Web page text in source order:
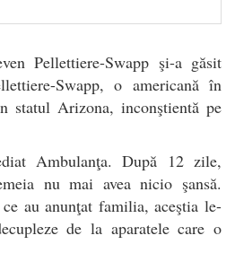
Pellettiere-Swapp şi-a găsit
Swapp, o americană în
statul Arizona, inconştientă pe
Ambulanţa. După 12 zile,
nu mai avea nicio şansă.
au anunţat familia, aceştia le-
de la aparatele care o